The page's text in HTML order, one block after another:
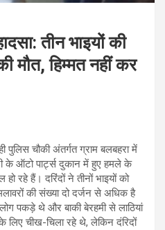
तीन भाइयों की
मौत, हिम्मत नहीं कर
पुलिस चौकी अंतर्गत ग्राम बलबहरा में
के ऑटो पार्ट्स दुकान में हुए हमले के
रहे हैं। दरिंदों ने तीनों भाइयों को
की संख्या दो दर्जन से अधिक है
पकड़े थे और बाकी बेरहमी से लाठियां
लिए चीख-चिला रहे थे, लेकिन दंरिदों